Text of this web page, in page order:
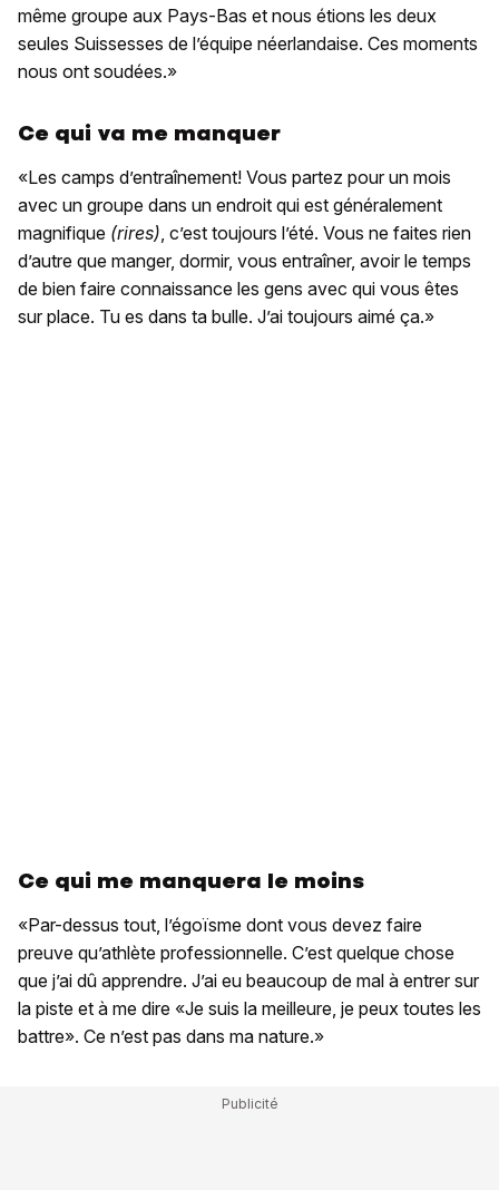
même groupe aux Pays-Bas et nous étions les deux
seules Suissesses de l’équipe néerlandaise. Ces moments
nous ont soudées.»
Ce qui va me manquer
«Les camps d’entraînement! Vous partez pour un mois
avec un groupe dans un endroit qui est généralement
magnifique (rires) , c’est toujours l’été. Vous ne faites rien
d’autre que manger, dormir, vous entraîner, avoir le temps
de bien faire connaissance les gens avec qui vous êtes
sur place. Tu es dans ta bulle. J’ai toujours aimé ça.»
Ce qui me manquera le moins
«Par-dessus tout, l’égoïsme dont vous devez faire
preuve qu’athlète professionnelle. C’est quelque chose
que j’ai dû apprendre. J’ai eu beaucoup de mal à entrer sur
la piste et à me dire «Je suis la meilleure, je peux toutes les
battre». Ce n’est pas dans ma nature.»